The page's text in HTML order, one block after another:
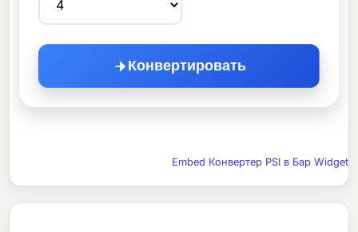
Конвертировать
Embed Конвертер PSI в Бар Widget